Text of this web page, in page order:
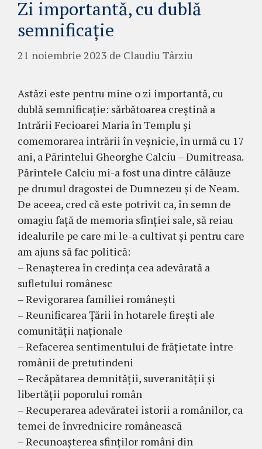
Zi importantă, cu dublă
semnificație
21 noiembrie 2023 de Claudiu Târziu
Astăzi este pentru mine o zi importantă, cu
dublă semnificație: sărbătoarea creștină a
Intrării Fecioarei Maria în Templu și
comemorarea intrării în veșnicie, în urmă cu 17
ani, a Părintelui Gheorghe Calciu – Dumitreasa.
Părintele Calciu mi-a fost una dintre călăuze
pe drumul dragostei de Dumnezeu și de Neam.
De aceea, cred că este potrivit ca, în semn de
omagiu față de memoria sfinției sale, să reiau
idealurile pe care mi le-a cultivat și pentru care
am ajuns să fac politică:
– Renașterea în credința cea adevărată a
sufletului românesc
– Revigorarea familiei românești
– Reunificarea Țării în hotarele firești ale
comunității naționale
– Refacerea sentimentului de frățietate între
românii de pretutindeni
– Recăpătarea demnității, suveranității și
libertății poporului român
– Recuperarea adevăratei istorii a românilor, ca
temei de învrednicire românească
– Recunoașterea sfinților români din